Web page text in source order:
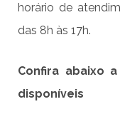
horário de
das 8h às 17h.
Confira abaixo
disponíveis